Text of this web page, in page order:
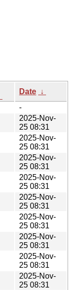
Date ↓
-
2025-Nov-
25 08:31
2025-Nov-
25 08:31
2025-Nov-
25 08:31
2025-Nov-
25 08:31
2025-Nov-
25 08:31
2025-Nov-
25 08:31
2025-Nov-
25 08:31
2025-Nov-
25 08:31
2025-Nov-
25 08:31